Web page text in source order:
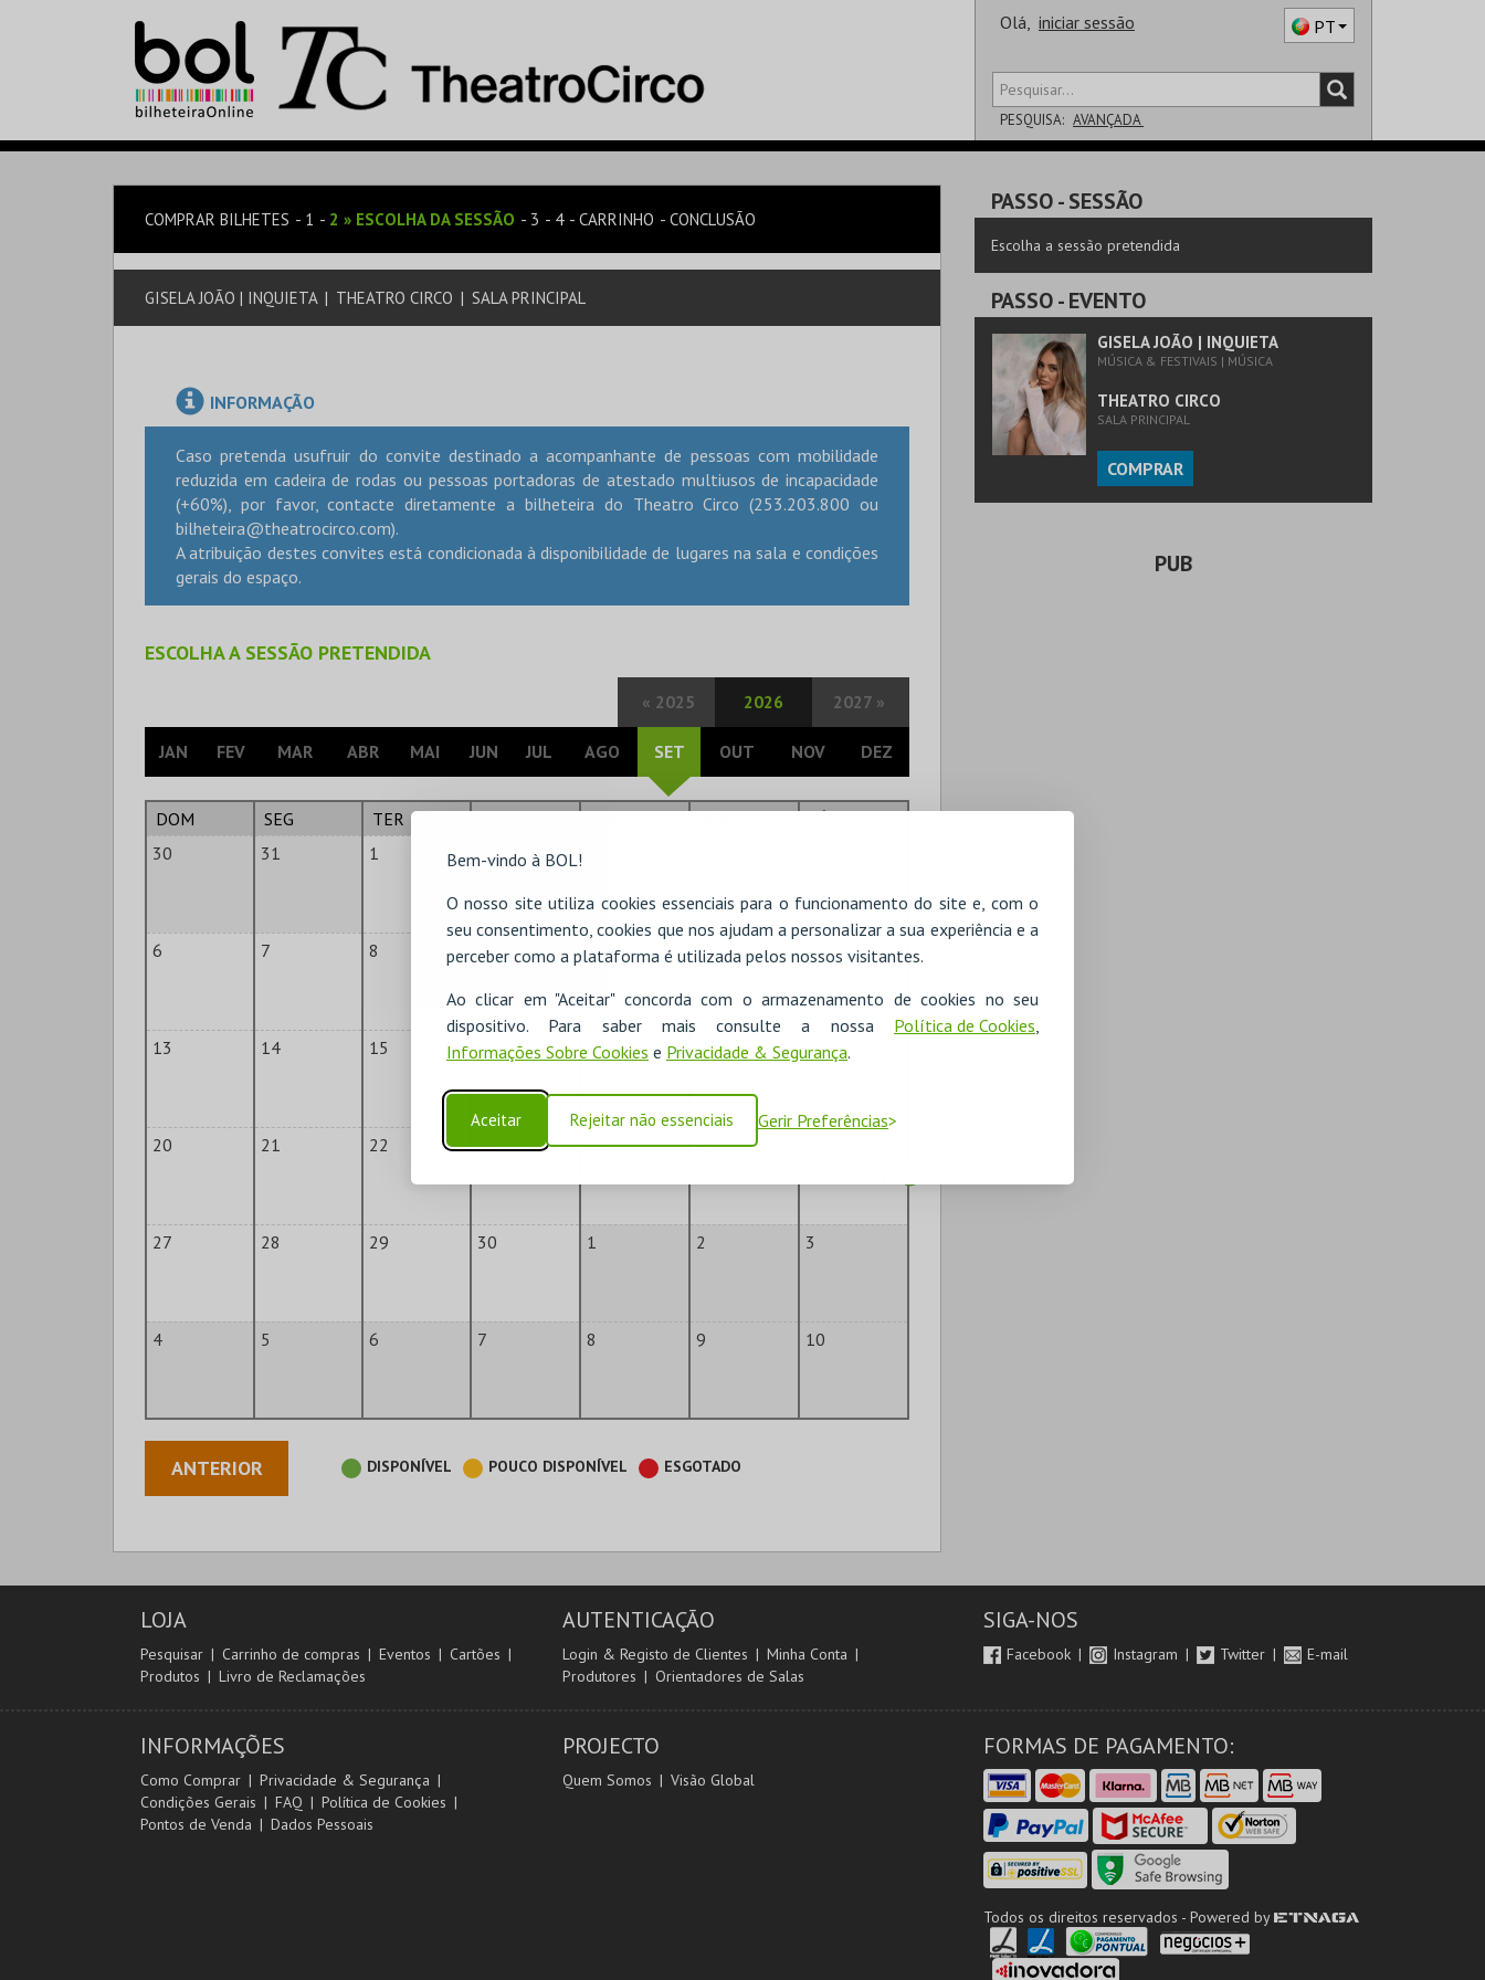
Bem-vindo à BOL!
O nosso site utiliza cookies essenciais para o funcionamento do site e, com o
seu consentimento, cookies que nos ajudam a personalizar a sua experiência e a
perceber como a plataforma é utilizada pelos nossos visitantes.
Ao clicar em "Aceitar" concorda com o armazenamento de cookies no seu
dispositivo. Para saber mais consulte a nossa Política de Cookies
Informações Sobre Cookies e Privacidade & Segurança.
Aceitar Rejeitar não essenciais Gerir Preferências
Olá, iniciar sessão PT
PESQUISA: AVANÇADA
COMPRAR BILHETES 1 2 » ESCOLHA DA SESSÃO 3 4 CARRINHO CONCLUSÃO
GISELA JOÃO | INQUIETA | THEATRO CIRCO | SALA PRINCIPAL
INFORMAÇÃO
Caso pretenda usufruir do convite destinado a acompanhante de pessoas com mobilidade
reduzida em cadeira de rodas ou pessoas portadoras de atestado multiusos de incapacidade
(+60%), por favor, contacte diretamente a bilheteira do Theatro Circo (253.203.800 ou
bilheteira@theatrocirco.com).
A atribuição destes convites está condicionada à disponibilidade de lugares na sala e condições
gerais do espaço.
ESCOLHA A SESSÃO PRETENDIDA
« 2025 2026 2027 »
JAN FEV MAR ABR MAI JUN JUL AGO SET OUT NOV DEZ
DOM SEG TER
30
31 1 2
6 7 8 9 10 11 12
13 14 15 16 17 18 19
20 21 22 23 24 25
27 28 29 30 1 2 3
4 5 6 7 8 9 10
ANTERIOR DISPONÍVEL POUCO DISPONÍVEL ESGOTADO
PASSO- SESSÃO
Escolha a sessão pretendida
PASSO- EVENTO
GISELA JOÃO | INQUIETA
MÚSICA & FESTIVAIS | MÚSICA
THEATRO CIRCO
SALA PRINCIPAL
COMPRAR
PUB
LOJA
Pesquisar Carrinho de compras Eventos
Cartões
Produtos
Livro de Reclamações
AUTENTICAÇÃO
Login & Registo de Clientes
Minha Conta
Produtores
Orientadores de Salas
SIGA-NOS
Facebook Instagram Twitter E-mail
INFORMAÇÕES
Como Comprar
Privacidade & Segurança
Condições Gerais
FAQ
Política de Cookies
Pontos de Venda
Dados Pessoais
PROJECTO
Quem Somos Visão Global
FORMAS DE PAGAMENTO:
Todos os direitos reservados - Powered by